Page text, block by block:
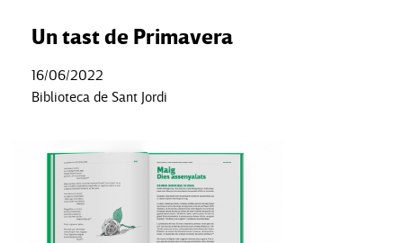
Un tast de Primavera
16/06/2022
Biblioteca de Sant Jordi